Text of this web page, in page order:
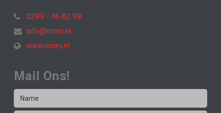
0299 - 46 82 99
info@moru.nl
www.moru.nl
Mail Ons!